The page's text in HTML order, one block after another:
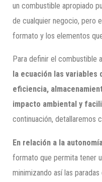
un combustible apropiado
de cualquier negocio, pero
formato y los elementos
Para definir el combustible
la ecuación las
eficiencia,
impacto ambiental y
continuación, detallaremos
En relación a la
formato que permita tener
minimizando así las